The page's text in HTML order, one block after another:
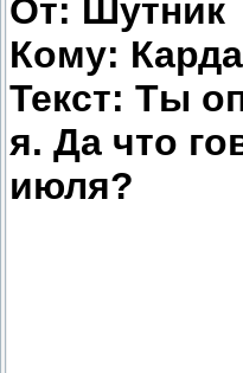
От: Шутник
Кому:
Текст: Ты
я. Да что
июля?